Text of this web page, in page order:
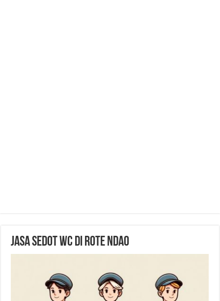
Jasa Sedot WC di Rote Ndao